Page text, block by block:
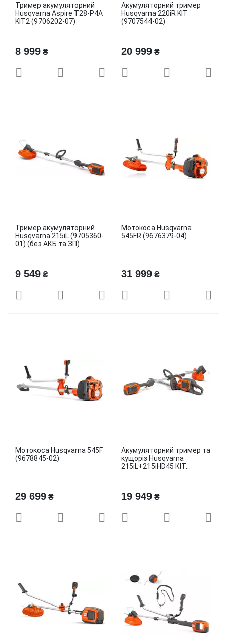
Тример акумуляторний
Husqvarna Aspire T28-P4A
KIT2 (9706202-07)
8 999₴
Акумуляторний тример
Husqvarna 220iR KIT
(9707544-02)
20 999₴
Тример акумуляторний
Husqvarna 215iL (9705360-
01) (без АКБ та ЗП)
9 549₴
Мотокоса Husqvarna
545FR (9676379-04)
31 999₴
Мотокоса Husqvarna 545F
(9678845-02)
29 699₴
Акумуляторний тример та
кущоріз Husqvarna
215iL+215iHD45 КІТ...
19 949₴